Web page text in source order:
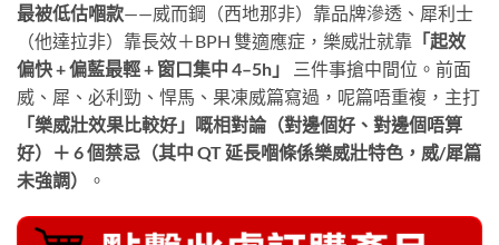
最被低估嗰款——威而鋼（西地那非）靠品牌滲透、犀利士
（他達拉非）靠長效＋BPH 雙適應症，樂威壯就靠 「起效
偏快 + 偏藍最輕 + 窗口集中 4–5h」
​ 三件事搶中間位。前面
威、犀、必利勁、悍馬、果凍威篇寫過，呢篇唔重複，主打
「樂威壯效果比較好」嘅相對論（對邊個好、對邊個唔算
好）＋ 6 個禁忌（其中 QT 延長嗰條係樂威壯特色，威/犀篇
未強調）
。